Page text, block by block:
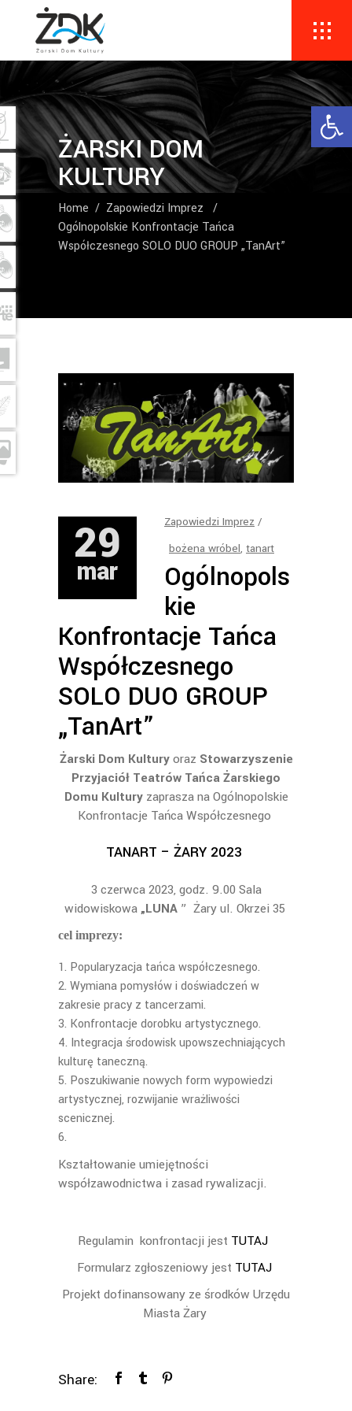
ŻARSKI DOM
KULTURY
Home / Zapowiedzi Imprez
/
Ogólnopolskie Konfrontacje Tańca
Współczesnego SOLO DUO GROUP „TanArt”
29
mar
Zapowiedzi Imprez
bożena wróbel, tanart
Ogólnopols
kie
Konfrontacje Tańca
Współczesnego
SOLO DUO GROUP
„TanArt”
Żarski Dom Kulturyoraz Stowarzyszenie
Przyjaciół Teatrów Tańca Żarskiego
Domu Kulturyzaprasza na Ogólnopolskie
Konfrontacje Tańca Współczesnego
TANART – ŻARY 2023
3 czerwca 2023, godz. 9.00 Sala
widowiskowa „LUNA” Żary ul. Okrzei 35
cel imprezy:
Popularyzacja tańca współczesnego.
Wymiana pomysłów i doświadczeń w
zakresie pracy z tancerzami.
Konfrontacje dorobku artystycznego.
Integracja środowisk upowszechniających
kulturę taneczną.
Poszukiwanie nowych form wypowiedzi
artystycznej, rozwijanie wrażliwości
scenicznej.
Kształtowanie umiejętności
współzawodnictwa i zasad rywalizacji.
Regulamin konfrontacji jest TUTAJ
Formularz zgłoszeniowy jest TUTAJ
Projekt dofinansowany ze środków Urzędu
Miasta Żary
Share: